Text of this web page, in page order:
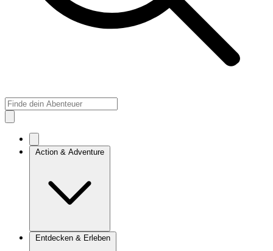
Action & Adventure
Entdecken & Erleben